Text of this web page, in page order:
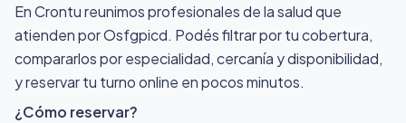
En Crontu reunimos profesionales de la salud que
atienden por Osfgpicd. Podés filtrar por tu cobertura,
compararlos por especialidad, cercanía y disponibilidad,
y reservar tu turno online en pocos minutos.
¿Cómo reservar?